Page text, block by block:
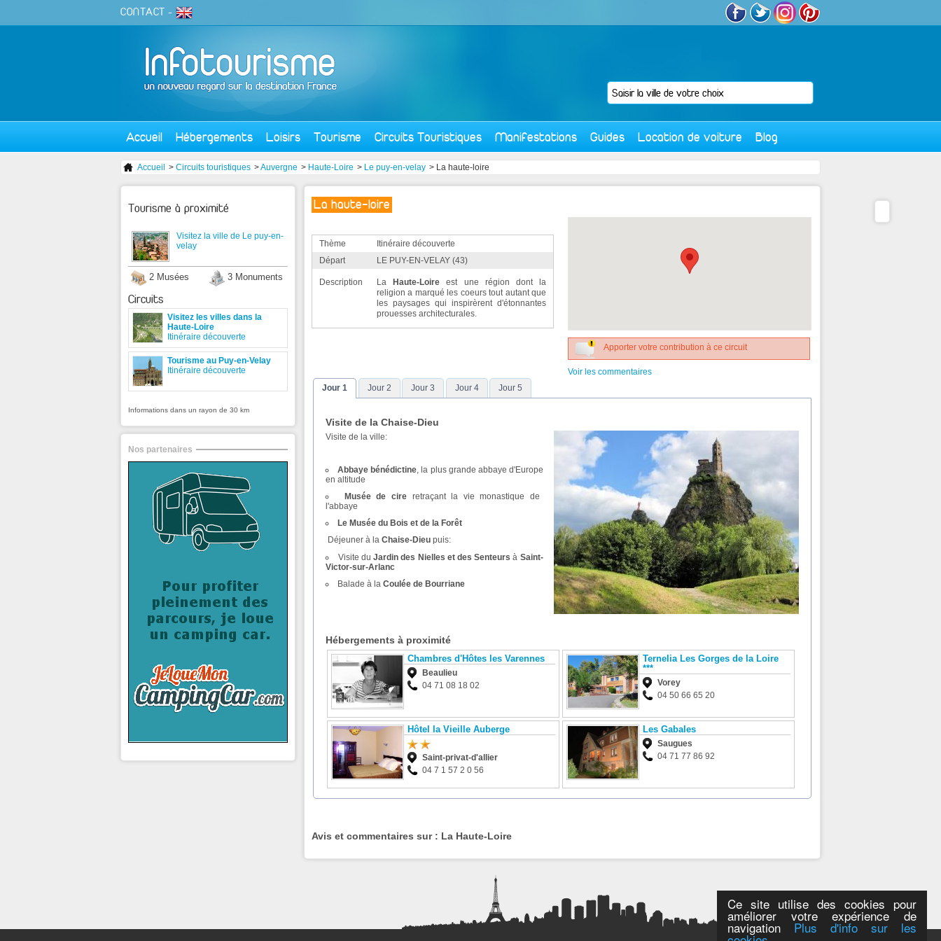
Ce site utilise des cookies pour
améliorer votre expérience de
navigation Plus d'info sur les
CONTACT -
Accueil Hébergements Loisirs Tourisme Circuits Touristiques Manifestations Guides Location de voiture Blog
Accueil > Circuits touristiques >Auvergne > Haute-Loire > Le puy-en-velay > La haute-loire
La haute-loire
Thème
Itinéraire découverte
Départ
LE PUY-EN-VELAY (43)
Description La Haute-Loire est une région dont la
religion a marqué les coeurs tout autant que
les paysages qui inspirèrent d'étonnantes
prouesses architecturales.
Apporter votre contribution à ce circuit
Voir les commentaires
Jour 1
Jour 2 Jour 3 Jour 4 Jour 5
Visite de la Chaise-Dieu
Visite de la ville:
Abbaye bénédictine, la plus grande abbaye d'Europe
en altitude
Musée de cireretraçant la vie monastique de
l'abbaye
Le Musée du Bois et de la Forêt
Déjeuner à la Chaise-Dieu puis:
Visite duJardin des Nielles et des Senteurs à Saint-
Victor-sur-Arlanc
Balade à la Coulée de Bourriane
Hébergements à proximité
Chambres d'Hôtes les Varennes
Beaulieu
04 71 08 18 02
Ternelia Les Gorges de la Loire
***
Vorey
04 50 66 65 20
Hôtel la Vieille Auberge
Saint-privat-d'allier
04 7 1 57 2 0 56
Les Gabales
Saugues
04 71 77 86 92
Avis et commentaires sur : La Haute-Loire
Tourisme à proximité
Visitez la ville de Le puy-en-
velay
2 Musées 3 Monuments
Circuits
Visitez les villes dans la
Haute-Loire
Itinéraire découverte
Tourisme au Puy-en-Velay
Itinéraire découverte
Informations dans un rayon de 30 km
Nos partenaires